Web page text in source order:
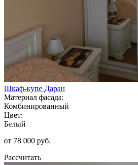
Шкаф-купе Даран
Материал фасада:
Комбинированный
Цвет:
Белый
от 78 000 руб.
Рассчитать